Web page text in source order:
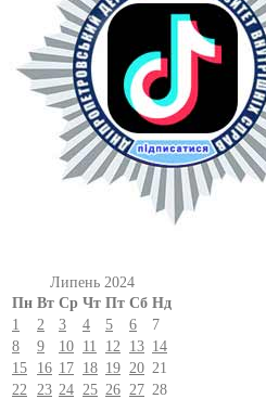
Липень 2024
Пн Вт Ср Чт Пт Сб Нд
1
2 3 4 5 6
7
8
9 10 11 12 13 14
15
16 17 18 19 20 21
22
23 24 25 26 27 28